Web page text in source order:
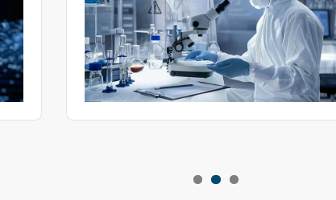
ضرورت ہے۔ ڈسٹ تبدیل کرنے کے مراحل کیا ہیں؟ آج ہم
آپ کے ساتھ سینڈ ڈسٹ ٹیسٹ باکس میں ٹیسٹنگ ڈسٹ
تبدیل کرنے کا طریقہ شیئر کر رہے ہیں۔